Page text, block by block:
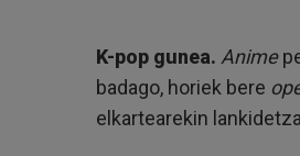
K-pop gunea. Anime
badago, horiek bere
elkartearekin